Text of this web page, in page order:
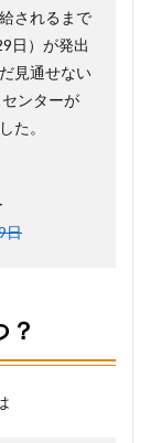
されるまで
日）が発出
見通せない
ンターが
た。
日
？